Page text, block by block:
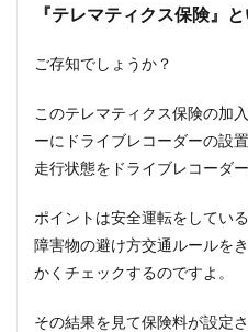
『テレマティクス保険』
ご存知でしょうか？
このテレマティクス保険の加
ーにドライブレコーダーの設
走行状態をドライブレコーダ
ポイントは安全運転をしてい
障害物の避け方交通ルールを
かくチェックするのですよ。
その結果を見て保険料が設定